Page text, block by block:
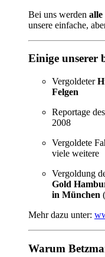
Bei uns werden
unsere einfache,
Einige unserer
Vergoldeter
Felgen
Reportage
2008
Vergoldete
viele weitere
Vergoldung
Gold
in München
Mehr dazu unter:
Warum